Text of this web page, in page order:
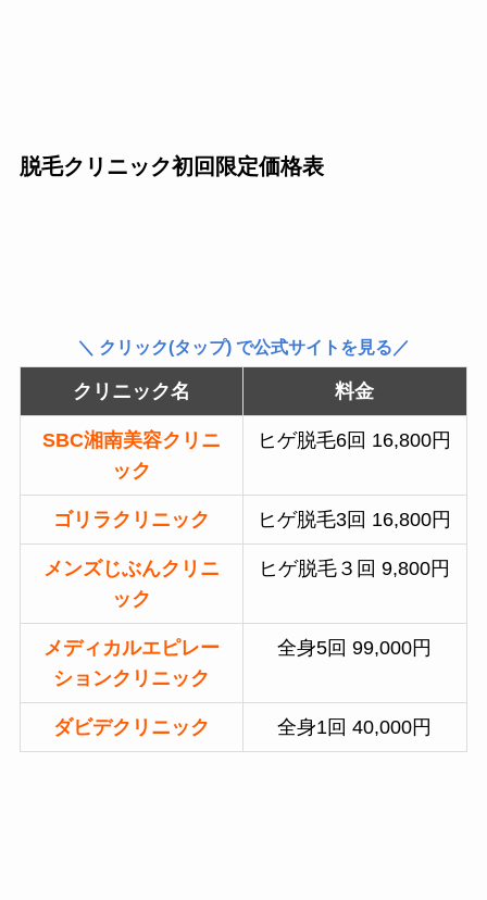
脱毛クリニック初回限定価格表
＼ クリック(タップ) で公式サイトを見る／
クリニック名 料金
SBC湘南美容クリニ
ック
ヒゲ脱毛6回 16,800円
ゴリラクリニック ヒゲ脱毛3回 16,800円
メンズじぶんクリニ
ック
ヒゲ脱毛３回 9,800円
メディカルエピレー
ションクリニック
全身5回 99,000円
ダビデクリニック 全身1回 40,000円